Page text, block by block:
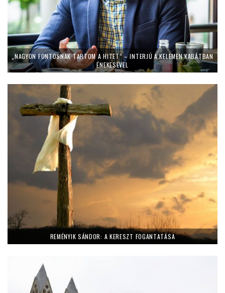
„NAGYON FONTOSNAK TARTOM A HITET” – INTERJÚ A KELEMEN KABÁTBAN
ÉNEKESÉVEL
REMÉNYIK SÁNDOR: A KERESZT FOGANTATÁSA